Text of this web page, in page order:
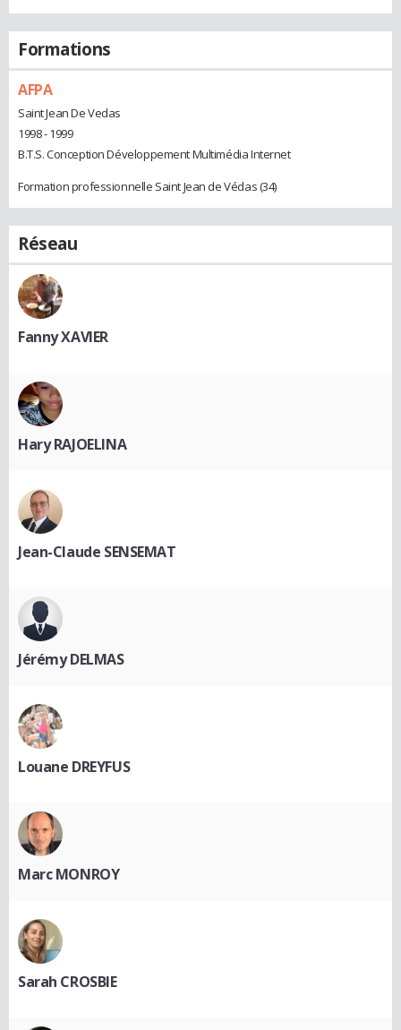
Formations
AFPA
Saint Jean De Vedas
1998 - 1999
B.T.S. Conception Développement Multimédia Internet
Formation professionnelle Saint Jean de Védas (34)
Réseau
Fanny XAVIER
Hary RAJOELINA
Jean-Claude SENSEMAT
Jérémy DELMAS
Louane DREYFUS
Marc MONROY
Sarah CROSBIE